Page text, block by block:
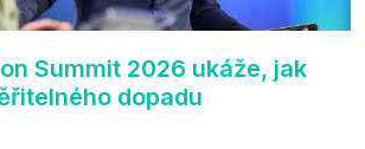
Summit 2026 ukáže, jak
dopadu